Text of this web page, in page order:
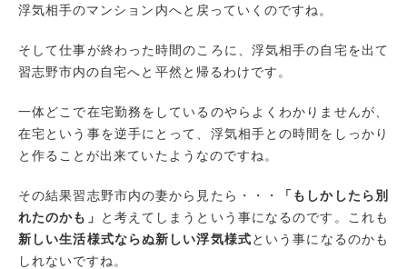
浮気相手のマンション内へと戻っていくのですね。
そして仕事が終わった時間のころに、浮気相手の自宅を出て
習志野市内の自宅へと平然と帰るわけです。
一体どこで在宅勤務をしているのやらよくわかりませんが、
在宅という事を逆手にとって、浮気相手との時間をしっかり
と作ることが出来ていたようなのですね。
その結果習志野市内の妻から見たら・・・
「もしかしたら別
れたのかも」 と考えてしまうという事になるのです。これも
新しい生活様式ならぬ新しい浮気様式という事になるのかも
しれないですね。